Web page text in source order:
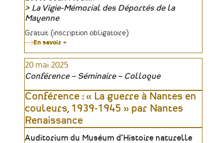
Organisateur
La Vigie-Mémorial des Déportés de la
Mayenne
Tarifs
Gratuit (inscription obligatoire)
En savoir +
mémoriel
à
Loiron
20 mai 2025
Conférence – Séminaire – Colloque
Conférence : « La guerre à Nantes en
couleurs, 1939-1945 » par Nantes
Renaissance
Lieu
Auditorium du Muséum d’Histoire naturelle